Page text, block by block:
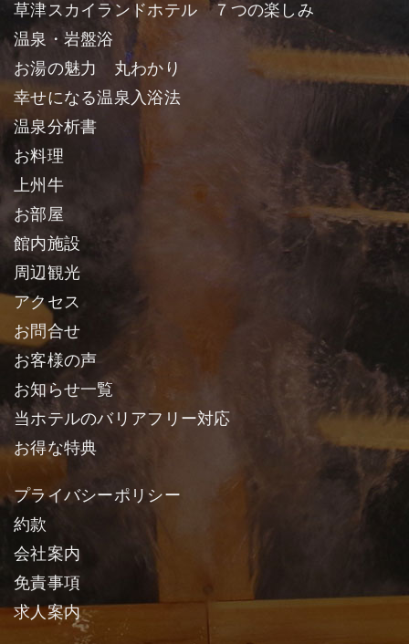
草津スカイランドホテル ７つの楽しみ
温泉・岩盤浴
お湯の魅力 丸わかり
幸せになる温泉入浴法
温泉分析書
お料理
上州牛
お部屋
館内施設
周辺観光
アクセス
お問合せ
お客様の声
お知らせ一覧
当ホテルのバリアフリー対応
お得な特典
プライバシーポリシー
約款
会社案内
免責事項
求人案内